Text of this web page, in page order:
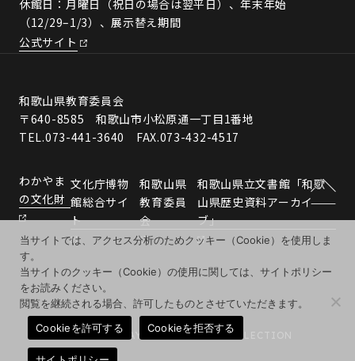
休館日：月曜日（祝日の場合は翌平日）、年末年始
（12/29–1/3）、展示替え期間
公式サイト
和歌山県教育委員会
〒640-8585 和歌山市小松原通一丁目1番地
TEL.073-441-3640 FAX.073-432-4517
わかやま
の文化財
文化庁博物
館総合サイ
ト
和歌山県
教育委員
会
和歌山県立文書館「和歌
山県歴史資料アーカイ
ブ」
© 2026 WAKAYAMA MUSEUMS COLLECTION
当サイトでは、アクセス分析のためクッキー（Cookie）を使用しま
す。
当サイトのクッキー（Cookie）の使用に関しては、サイトポリシー
をお読みください。
閲覧を継続される場合、許可したものとさせていただきます。
Cookieを許可する
Cookieを拒否する